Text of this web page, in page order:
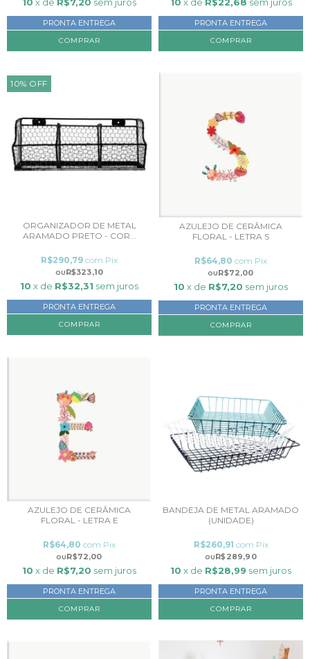
10 x de R$7,20 sem juros
PRONTA ENTREGA
10 x de R$22,68 sem juros
PRONTA ENTREGA
COMPRAR
10% OFF
ORGANIZADOR DE METAL
ARAMADO PRETO - COR...
R$323,10
R$290,79 com Pix
10 x de R$32,31 sem juros
PRONTA ENTREGA
AZULEJO DE CERÂMICA
FLORAL - LETRA S
R$72,00
R$64,80 com Pix
10 x de R$7,20 sem juros
PRONTA ENTREGA
AZULEJO DE CERÂMICA
FLORAL - LETRA E
R$72,00
R$64,80 com Pix
10 x de R$7,20 sem juros
PRONTA ENTREGA
BANDEJA DE METAL ARAMADO
(UNIDADE)
R$289,90
R$260,91 com Pix
10 x de R$28,99 sem juros
PRONTA ENTREGA
COMPRAR